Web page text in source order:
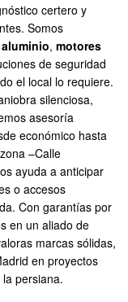
certero y
Somos
, motores
de seguridad
el local lo requiere.
silenciosa,
asesoría
económico hasta
–Calle
ayuda a anticipar
o accesos
Con garantías por
en un aliado de
marcas sólidas,
en proyectos
persiana.